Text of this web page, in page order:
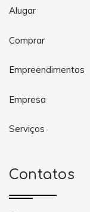
Alugar
Comprar
Empreendimentos
Empresa
Serviços
Contatos